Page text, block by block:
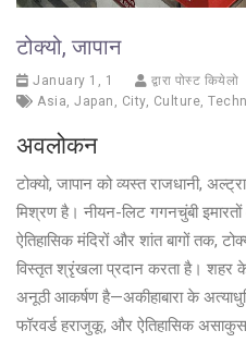
टोक्यो, जापान
January 1, 1
द्वारा पोस्ट कियेलो
Asia, Japan , City, Culture,
अवलोकन
टोक्यो, जापान को व्यस्त राजधानी,
मिश्रण है। नीयन-लिट गगनचुंबी
ऐतिहासिक मंदिरों और शांत बागों तक,
विस्तृत श्रृंखला प्रदान करता है। शहर
अनूठी आकर्षण है—अकीहाबारा के
फॉरवर्ड हराजुकू, और ऐतिहासिक